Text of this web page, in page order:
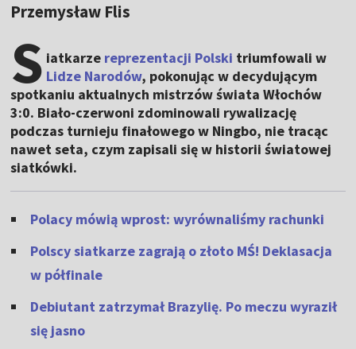
Przemysław Flis
S iatkarze reprezentacji Polski triumfowali w
Lidze Narodów, pokonując w decydującym
spotkaniu aktualnych mistrzów świata Włochów
3:0. Biało-czerwoni zdominowali rywalizację
podczas turnieju finałowego w Ningbo, nie tracąc
nawet seta, czym zapisali się w historii światowej
siatkówki.
Polacy mówią wprost: wyrównaliśmy rachunki
Polscy siatkarze zagrają o złoto MŚ! Deklasacja
w półfinale
Debiutant zatrzymał Brazylię. Po meczu wyraził
się jasno